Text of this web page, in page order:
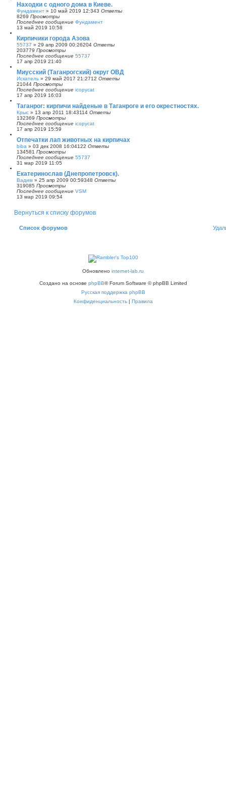
Находки с одного дома в Киеве.
Фундамент » 10 май 2019 12:343 Ответы
8269 Просмотры
Последнее сообщение Фундамент
13 май 2019 10:58
Кирпичики города Азова
55737 » 29 апр 2009 00:26204 Ответы
203779 Просмотры
Последнее сообщение 55737
17 апр 2019 21:40
Миусский (Таганрогский) округ ОВД
Искатель » 29 май 2017 21:2712 Ответы
21044 Просмотры
Последнее сообщение icopycat
17 апр 2019 16:03
Таганрог: кирпичи найденые в Таганроге и его окрестностях.
Крыс » 13 апр 2011 18:43114 Ответы
132369 Просмотры
Последнее сообщение icopycat
17 апр 2019 15:59
Отпечатки лап животных на кирпичах
biba » 03 дек 2008 16:04122 Ответы
134581 Просмотры
Последнее сообщение 55737
31 мар 2019 11:05
Екатеринослав (Днепропетровск).
Вадим » 25 апр 2009 00:59348 Ответы
319085 Просмотры
Последнее сообщение VSM
13 мар 2019 09:54
Вернуться к списку форумов
Список форумов
Обновлено internet-lab.ru
Создано на основе phpBB® Forum Software © phpBB Limited
Русская поддержка phpBB
Конфиденциальность| Правила